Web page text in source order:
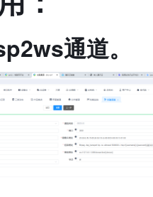
通道。